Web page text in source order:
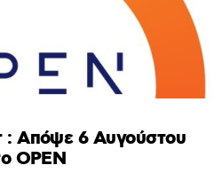
Απόψε 6 Αυγούστου
ΟΡΕΝ